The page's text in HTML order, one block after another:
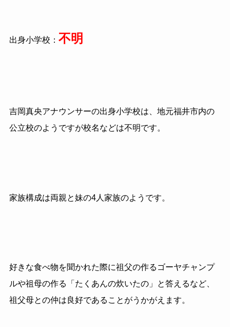
出身小学校： 不明
吉岡真央アナウンサーの出身小学校は、地元福井市内の
公立校のようですが校名などは不明です。
家族構成は両親と妹の4人家族のようです。
好きな食べ物を聞かれた際に祖父の作るゴーヤチャンプ
ルや祖母の作る「たくあんの炊いたの」と答えるなど、
祖父母との仲は良好であることがうかがえます。